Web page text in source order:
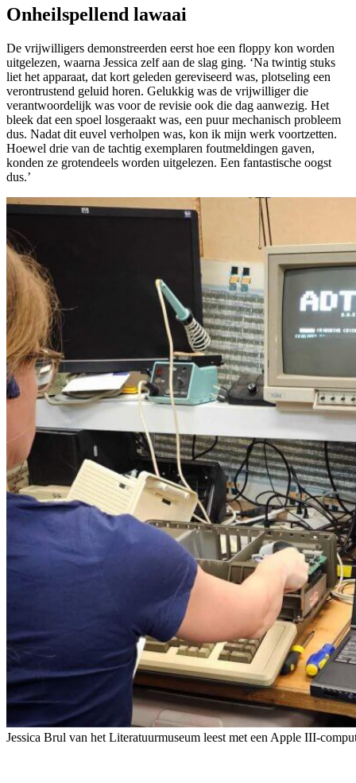
Onheilspellend lawaai
De vrijwilligers demonstreerden eerst hoe een floppy kon worden
uitgelezen, waarna Jessica zelf aan de slag ging. ‘Na twintig stuks
liet het apparaat, dat kort geleden gereviseerd was, plotseling een
verontrustend geluid horen. Gelukkig was de vrijwilliger die
verantwoordelijk was voor de revisie ook die dag aanwezig. Het
bleek dat een spoel losgeraakt was, een puur mechanisch probleem
dus. Nadat dit euvel verholpen was, kon ik mijn werk voortzetten.
Hoewel drie van de tachtig exemplaren foutmeldingen gaven,
konden ze grotendeels worden uitgelezen. Een fantastische oogst
dus.’
Jessica Brul van het Literatuurmuseum leest met een Apple III-